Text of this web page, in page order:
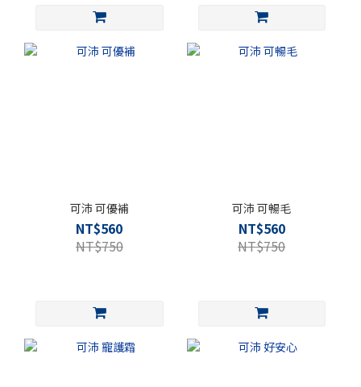
可沛 可優補
NT$560
NT$750
可沛 可暢毛
NT$560
NT$750